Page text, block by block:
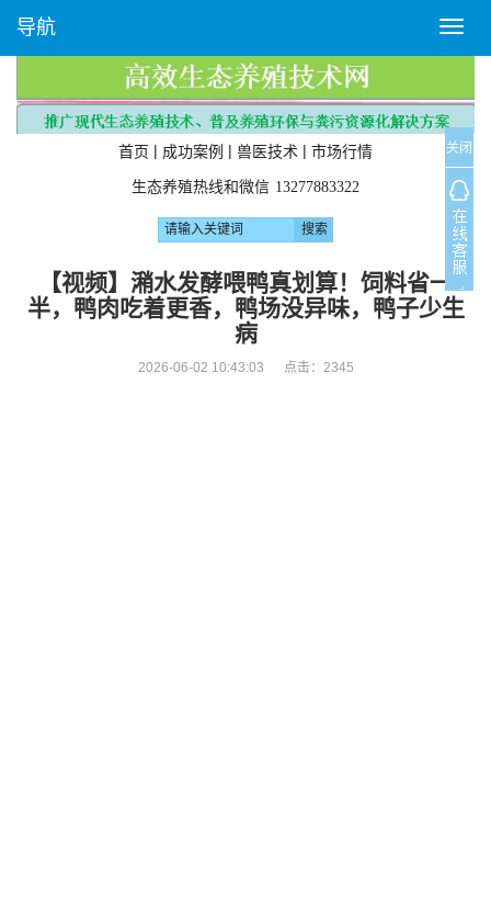
T
o
g
l
e
n
a
v
i
g
a
t
导航
首页 | 成功案例 | 兽医技术 | 市场行情
生态养殖热线和微信 13277883322
【视频】潲水发酵喂鸭真划算！饲料省一
半，鸭肉吃着更香，鸭场没异味，鸭子少生
病
2026-06-02 10:43:03 点击： 2345
关闭